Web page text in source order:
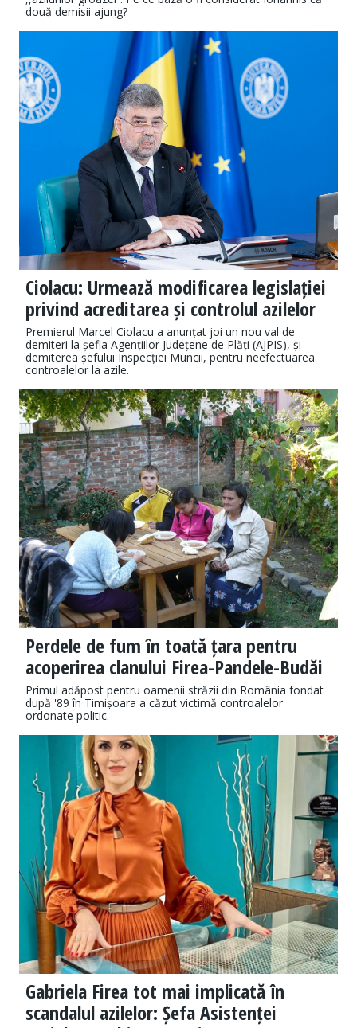
două demisii ajung?
Ciolacu: Urmează modificarea legislației
privind acreditarea și controlul azilelor
Premierul Marcel Ciolacu a anunțat joi un nou val de
demiteri la șefia Agențiilor Județene de Plăți (AJPIS), și
demiterea șefului Inspecției Muncii, pentru neefectuarea
controalelor la azile.
Perdele de fum în toată țara pentru
acoperirea clanului Firea-Pandele-Budăi
Primul adăpost pentru oamenii străzii din România fondat
după '89 în Timișoara a căzut victimă controalelor
ordonate politic.
Gabriela Firea tot mai implicată în
scandalul azilelor: Șefa Asistenței